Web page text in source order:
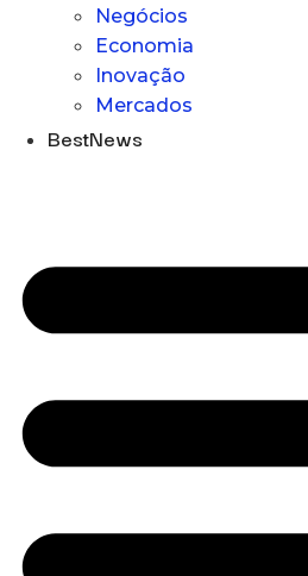
Negócios
Economia
Inovação
Mercados
BestNews